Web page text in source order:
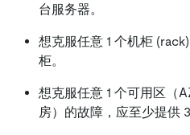
台服务器。
想克服任意 1 个机柜
柜。
想克服任意 1 个可用区（
房）的故障，应至少提供 3